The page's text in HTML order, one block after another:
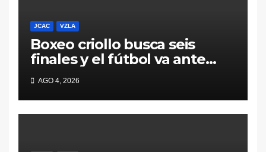
JCAC VZLA
Boxeo criollo busca seis
finales y el fútbol va ante
Colombia este miércoles en
semis
AGO 4, 2026